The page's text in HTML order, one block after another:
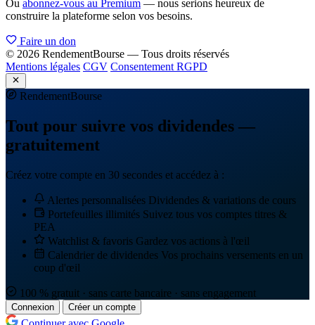
Ou abonnez-vous au Premium — nous serions heureux de
construire la plateforme selon vos besoins.
Faire un don
© 2026 RendementBourse — Tous droits réservés
Mentions légales CGV Consentement RGPD
RendementBourse
Tout pour suivre vos dividendes —
gratuitement
Créez votre compte en 30 secondes et accédez à :
Alertes personnalisées Dividendes & variations de cours
Portefeuilles illimités Suivez tous vos comptes titres &
PEA
Watchlist & favoris Gardez vos actions à l'œil
Calendrier de dividendes Vos prochains versements en un
coup d'œil
100 % gratuit · sans carte bancaire · sans engagement
Connexion Créer un compte